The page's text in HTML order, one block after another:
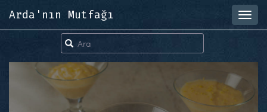
Arda'nın Mutfağı